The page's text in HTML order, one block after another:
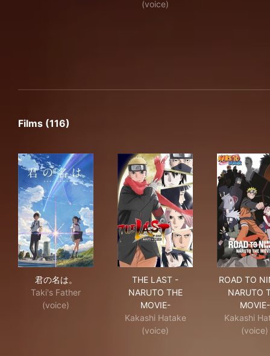
(voice)
Films (116)
君の名は。
Taki's Father
(voice)
THE LAST -
NARUTO THE
MOVIE-
Kakashi Hatake
(voice)
ROAD TO
NARUTO
MOVIE-
Kakashi
(voice)